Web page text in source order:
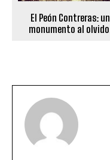
El Peón Contreras: un
monumento al olvido.